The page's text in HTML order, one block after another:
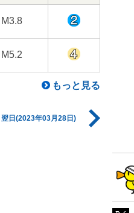
M3.8
M5.2
もっと見る
翌日(2023年03月28日)